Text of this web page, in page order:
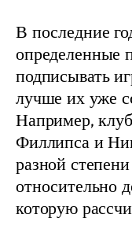
В последние
определенные
подписывать
лучше их уже
Например,
Филлипса и
разной
относительно
которую